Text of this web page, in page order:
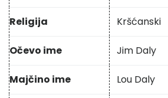
Religija Kršćanski
Očevo ime Jim Daly
Majčino ime Lou Daly